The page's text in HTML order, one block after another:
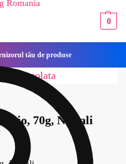
0
tău de produse
bio, 70g, Nat-ali